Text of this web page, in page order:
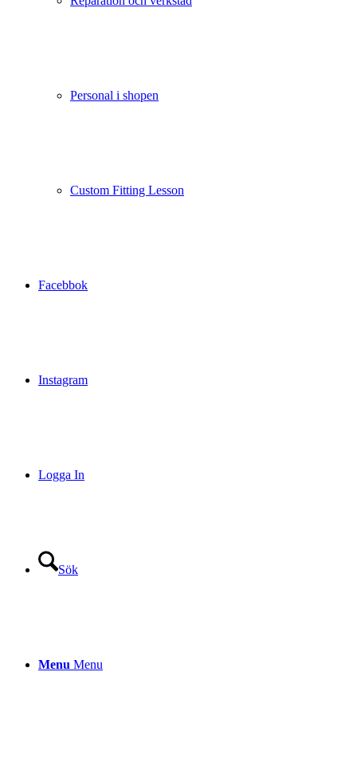
Personal i shopen
Custom Fitting Lesson
Facebbok
Instagram
Logga In
Sök
Menu Menu